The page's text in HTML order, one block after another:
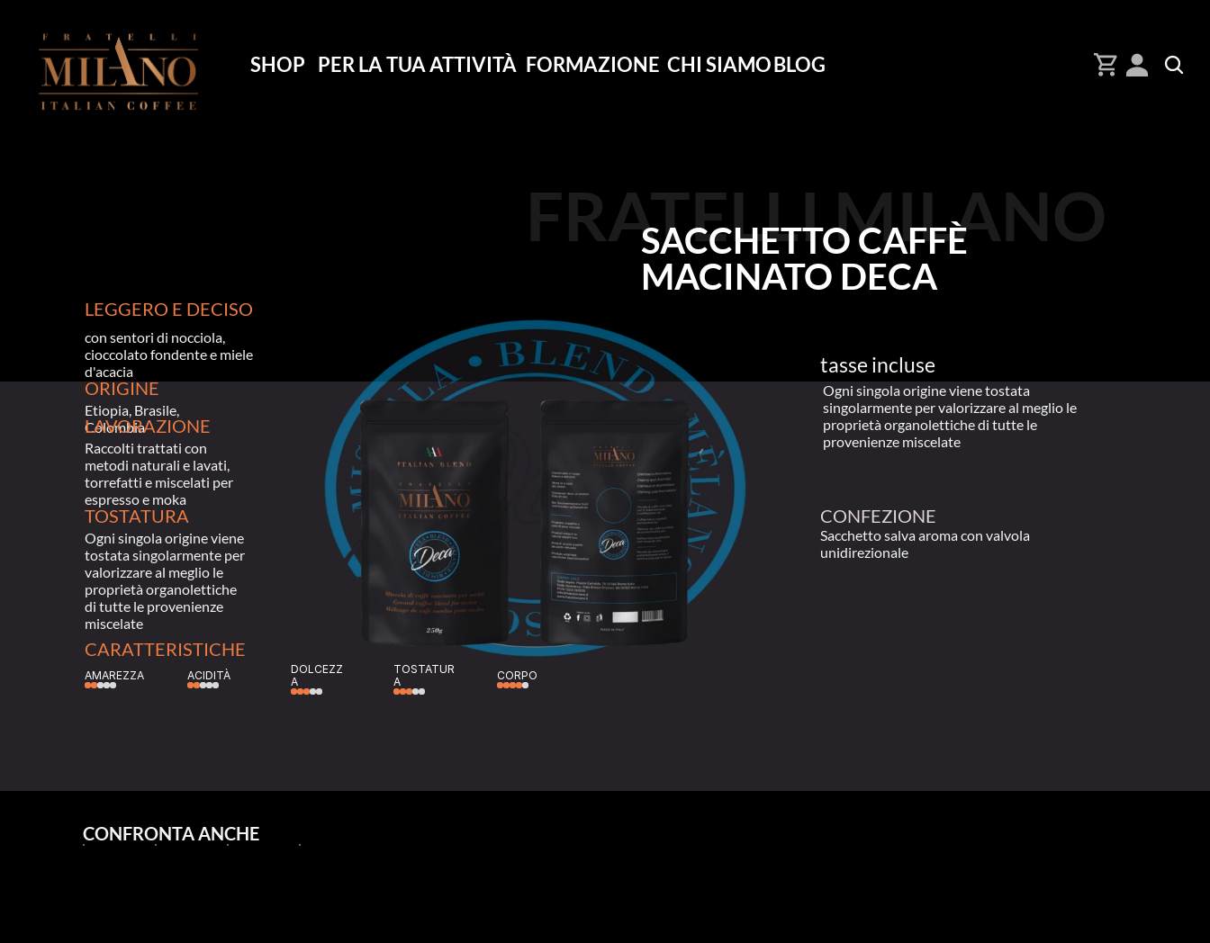
SHOP PER LA TUA ATTIVITÀ FORMAZIONE CHI SIAMOBLOG
FRATELLI MILANO
SACCHETTO CAFFÈ
MACINATO DECA
tasse incluse
Ogni singola origine viene tostata
singolarmente per valorizzare al meglio le
proprietà organolettiche di tutte le
provenienze miscelate
CONFEZIONE
Sacchetto salva aroma con valvola
unidirezionale
CONFRONTA ANCHE
LEGGERO E DECISO
con sentori di nocciola,
cioccolato fondente e miele
d'acacia
ORIGINE
Etiopia, Brasile,
Colombia
LAVORAZIONE
Raccolti trattati con
metodi naturali e lavati,
torrefatti e miscelati per
espresso e moka
TOSTATURA
Ogni singola origine viene
tostata singolarmente per
valorizzare al meglio le
proprietà organolettiche
di tutte le provenienze
miscelate
CARATTERISTICHE
AMAREZZA ACIDITÀ
DOLCEZZ
A
TOSTATUR
A
CORPO